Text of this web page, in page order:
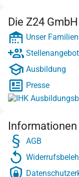
Die Z24 GmbH
Unser
Ausbildung
Presse
Informationen
AGB